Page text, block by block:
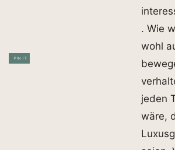
PIN IT
. Wie
wohl
jeden
wäre,